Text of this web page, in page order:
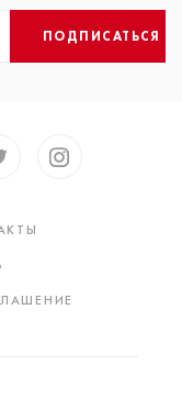
ПОДПИСАТЬСЯ